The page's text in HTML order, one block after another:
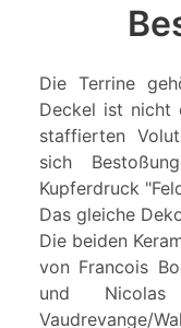
Die Terrine
Deckel ist nicht
staffierten
sich
Kupferdruck
Das gleiche
Die beiden
von Francois
und
Vaudrevange/